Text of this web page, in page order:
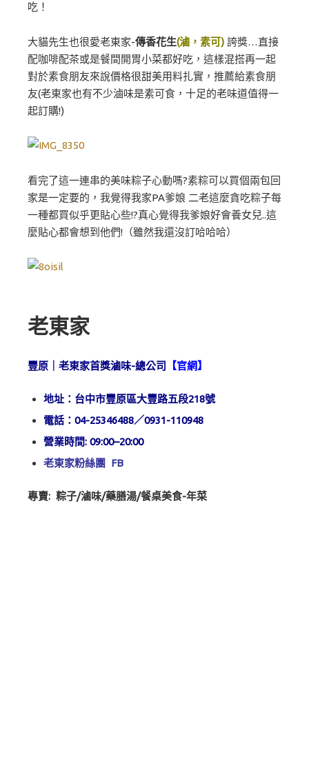
吃！
大貓先生也很愛老東家-傳香花生(滷，素可) 誇獎…直接
配咖啡配茶或是餐間開胃小菜都好吃，這樣混搭再一起
對於素食朋友來說價格很甜美用料扎實，推薦給素食朋
友(老東家也有不少滷味是素可食，十足的老味道值得一
起訂購!)
看完了這一連串的美味粽子心動嗎?素粽可以買個兩包回
家是一定要的，我覺得我家PA爹娘 二老這麼貪吃粽子每
一種都買似乎更貼心些!?真心覺得我爹娘好會養女兒..這
麼貼心都會想到他們!（雖然我還沒訂哈哈哈）
老東家
豐原｜老東家首獎滷味-總公司 【官網】
地址：台中市豐原區大豐路五段218號
電話：04-25346488／0931-110948
營業時間: 09:00–20:00
老東家粉絲團 FB
專賣: 粽子/滷味/藥膳湯/餐桌美食-年菜